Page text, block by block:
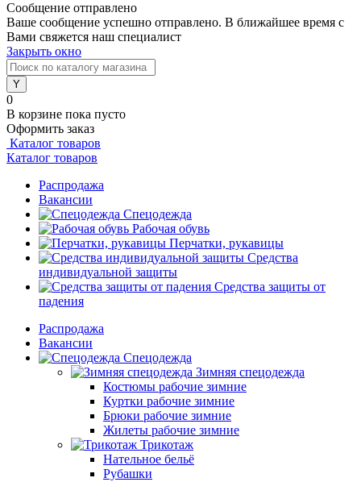
Сообщение отправлено
Ваше сообщение успешно отправлено. В ближайшее время с
Вами свяжется наш специалист
Закрыть окно
0
В корзине пока пусто
Оформить заказ
Каталог товаров
Каталог товаров
Распродажа
Вакансии
Спецодежда
Рабочая обувь
Перчатки, рукавицы
Средства
индивидуальной защиты
Средства защиты от
падения
Распродажа
Вакансии
Спецодежда
Зимняя спецодежда
Костюмы рабочие зимние
Куртки рабочие зимние
Брюки рабочие зимние
Жилеты рабочие зимние
Трикотаж
Нательное бельё
Рубашки